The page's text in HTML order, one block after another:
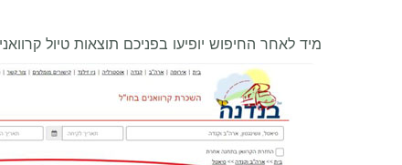
מיד לאחר החיפוש יופיעו בפניכם תוצאות טיול